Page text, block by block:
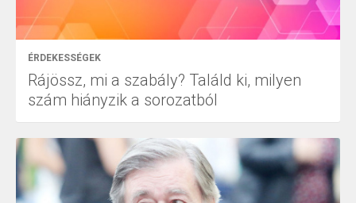
ÉRDEKESSÉGEK
Rájössz, mi a szabály? Találd ki, milyen
szám hiányzik a sorozatból